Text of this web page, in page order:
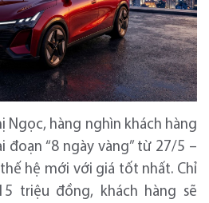
Ngọc, hàng nghìn khách hàng
đoạn “8 ngày vàng” từ 27/5 –
hệ mới với giá tốt nhất. Chỉ
triệu đồng, khách hàng sẽ